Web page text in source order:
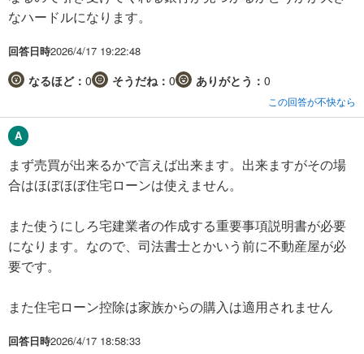
なハードルになります。
回答日時2026/4/17 19:22:48
なるほど： 0 そうだね： 0 ありがとう： 0
この回答が不快なら
まず売買が出来るかで言えば出来ます。出来ますがその場
合はほぼほぼ住宅ローンは使えません。
また使うにしろ宅建業者の作成する重要事項説明書が必要
になります。なので、司法書士とかいう前に不動産屋が必
要です。
また住宅ローン控除は家族からの購入は適用されません
回答日時2026/4/17 18:58:33